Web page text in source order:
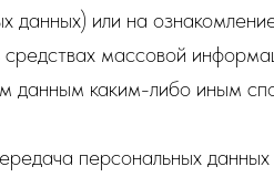
данных) или на
массовой
данным каким-либо иным
персональных